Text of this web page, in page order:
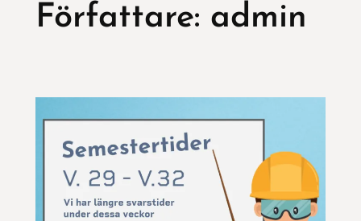
Författare: admin